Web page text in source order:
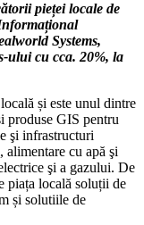
pieței locale de
Systems,
ului cu cca. 20%, la
și este unul dintre
produse GIS pentru
şi infrastructuri
cu apă şi
şi a gazului. De
piața locală soluții de
și solutiile de